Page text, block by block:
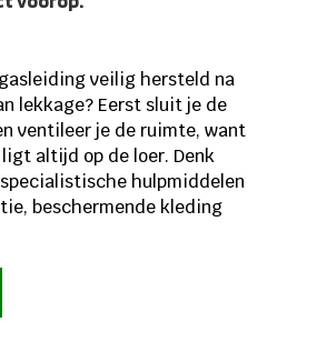
veilig hersteld na
lekkage? Eerst sluit je de
ventileer je de ruimte, want
altijd op de loer. Denk
hulpmiddelen
beschermende kleding